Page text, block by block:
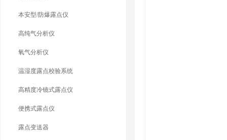
本安型/防爆露点仪
高纯气分析仪
氧气分析仪
温湿度露点校验系统
高精度冷镜式露点仪
便携式露点仪
露点变送器